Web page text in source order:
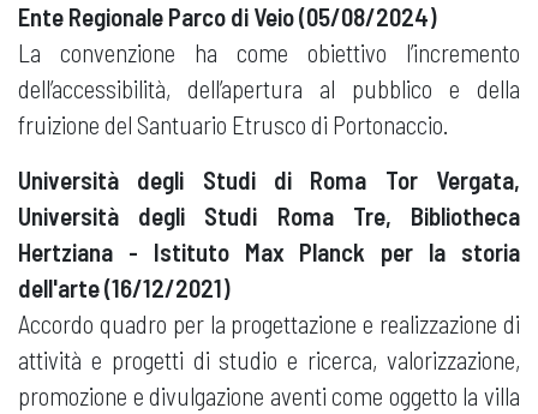
Ente Regionale Parco di Veio (05/08/2024)
La convenzione ha come obiettivo l’incremento
dell’accessibilità, dell’apertura al pubblico e della
fruizione del Santuario Etrusco di Portonaccio.
Università degli Studi di Roma Tor Vergata,
Università degli Studi Roma Tre, Bibliotheca
Hertziana - Istituto Max Planck per la storia
dell'arte (16/12/2021)
Accordo quadro per la progettazione e realizzazione di
attività e progetti di studio e ricerca, valorizzazione,
promozione e divulgazione aventi come oggetto la villa